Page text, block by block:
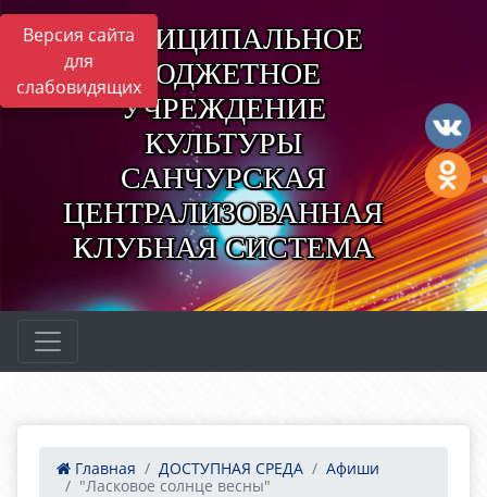
Версия сайта
для
слабовидящих
МУНИЦИПАЛЬНОЕ
БЮДЖЕТНОЕ
УЧРЕЖДЕНИЕ
КУЛЬТУРЫ
САНЧУРСКАЯ
ЦЕНТРАЛИЗОВАННАЯ
КЛУБНАЯ СИСТЕМА
Главная ДОСТУПНАЯ СРЕДА
Афиши
"Ласковое солнце весны"